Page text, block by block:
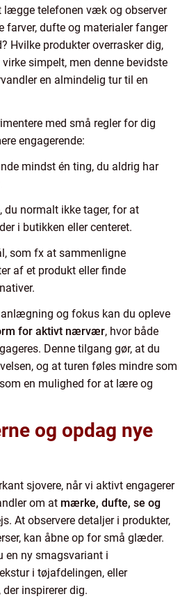
lægge telefonen væk og observer
farver, dufte og materialer fanger
Hvilke produkter overrasker dig,
simpelt, men denne bevidste
en almindelig tur til en
med små regler for dig
engagerende:
mindst én ting, du aldrig har
du normalt ikke tager, for at
i butikken eller centeret.
som fx at sammenligne
af et produkt eller finde
og fokus kan du opleve
for aktivt nærvær, hvor både
Denne tilgang gør, at du
og at turen føles mindre som
en mulighed for at lære og
og opdag nye
sjovere, når vi aktivt engagerer
om at mærke, dufte, se og
At observere detaljer i produkter,
kan åbne op for små glæder.
en ny smagsvariant i
i tøjafdelingen, eller
inspirerer dig.